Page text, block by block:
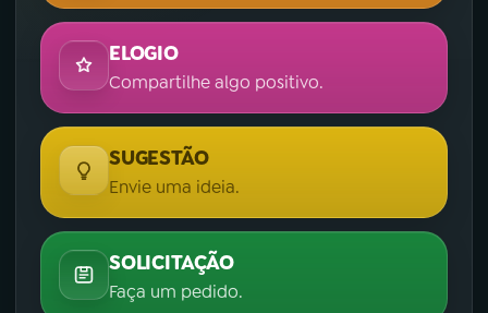
ELOGIO
Compartilhe algo positivo.
SUGESTÃO
Envie uma ideia.
SOLICITAÇÃO
Faça um pedido.